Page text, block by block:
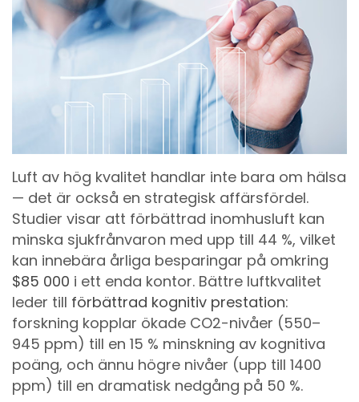
Luft av hög kvalitet handlar inte bara om hälsa
— det är också en strategisk affärsfördel.
Studier visar att förbättrad inomhusluft kan
minska sjukfrånvaron med upp till 44 %, vilket
kan innebära årliga besparingar på omkring
$85 000 i ett enda kontor. Bättre luftkvalitet
leder till förbättrad kognitiv prestation:
forskning kopplar ökade CO2-nivåer (550–
945 ppm) till en 15 % minskning av kognitiva
poäng, och ännu högre nivåer (upp till 1400
ppm) till en dramatisk nedgång på 50 %.